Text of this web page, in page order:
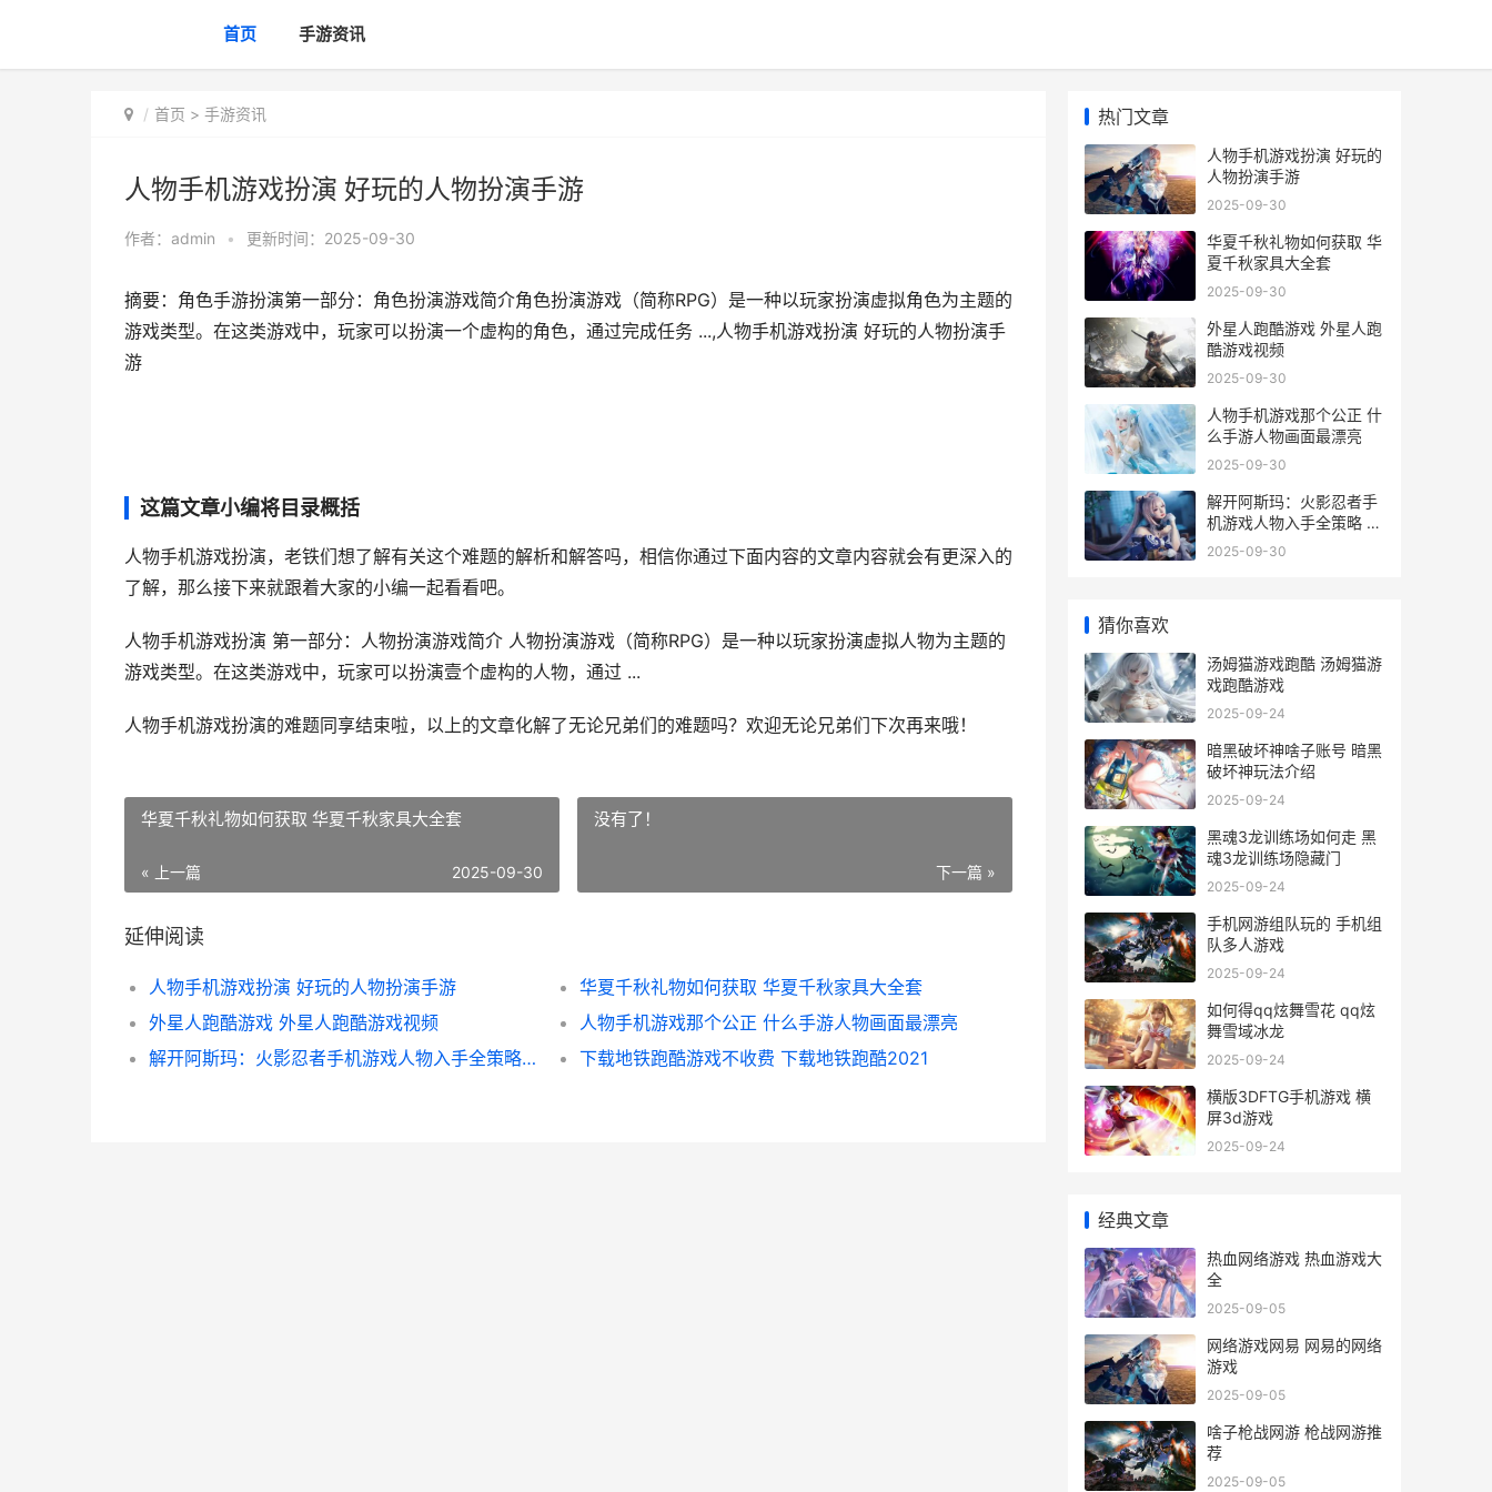
首页 手游资讯
首页 > 手游资讯
人物手机游戏扮演 好玩的人物扮演手游
作者： admin • 更新时间：2025-09-30
摘要：角色手游扮演第一部分：角色扮演游戏简介角色扮演游戏（简称RPG）是一种以玩家扮演虚拟角色为主题的
游戏类型。在这类游戏中，玩家可以扮演一个虚构的角色，通过完成任务 ...,人物手机游戏扮演 好玩的人物扮演手
游
这篇文章小编将目录概括
人物手机游戏扮演，老铁们想了解有关这个难题的解析和解答吗，相信你通过下面内容的文章内容就会有更深入的
了解，那么接下来就跟着大家的小编一起看看吧。
人物手机游戏扮演 第一部分：人物扮演游戏简介 人物扮演游戏（简称RPG）是一种以玩家扮演虚拟人物为主题的
游戏类型。在这类游戏中，玩家可以扮演壹个虚构的人物，通过 ...
人物手机游戏扮演的难题同享结束啦，以上的文章化解了无论兄弟们的难题吗？欢迎无论兄弟们下次再来哦！
华夏千秋礼物如何获取 华夏千秋家具大全套
« 上一篇 2025-09-30
没有了！
下一篇 »
延伸阅读
人物手机游戏扮演 好玩的人物扮演手游
华夏千秋礼物如何获取 华夏千秋家具大全套
外星人跑酷游戏 外星人跑酷游戏视频
人物手机游戏那个公正 什么手游人物画面最漂亮
解开阿斯玛：火影忍者手机游戏人物入手全策略 阿斯玛的绝招
下载地铁跑酷游戏不收费 下载地铁跑酷2021
热门文章
人物手机游戏扮演 好玩的
人物扮演手游
2025-09-30
华夏千秋礼物如何获取 华
夏千秋家具大全套
2025-09-30
外星人跑酷游戏 外星人跑
酷游戏视频
2025-09-30
人物手机游戏那个公正 什
么手游人物画面最漂亮
2025-09-30
解开阿斯玛：火影忍者手
机游戏人物入手全策略 阿
斯玛的绝招
2025-09-30
猜你喜欢
汤姆猫游戏跑酷 汤姆猫游
戏跑酷游戏
2025-09-24
暗黑破坏神啥子账号 暗黑
破坏神玩法介绍
2025-09-24
黑魂3龙训练场如何走 黑
魂3龙训练场隐藏门
2025-09-24
手机网游组队玩的 手机组
队多人游戏
2025-09-24
如何得qq炫舞雪花 qq炫
舞雪域冰龙
2025-09-24
横版3DFTG手机游戏 横
屏3d游戏
2025-09-24
经典文章
热血网络游戏 热血游戏大
全
2025-09-05
网络游戏网易 网易的网络
游戏
2025-09-05
啥子枪战网游 枪战网游推
荐
2025-09-05